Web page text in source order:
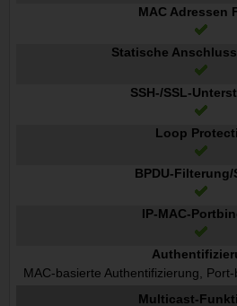
MAC Adressen
Statische
SSH-/SSL-
Loop
BPDU-Filterung/
IP-MAC-
MAC-basierte Authentifizierung,
Multicast-